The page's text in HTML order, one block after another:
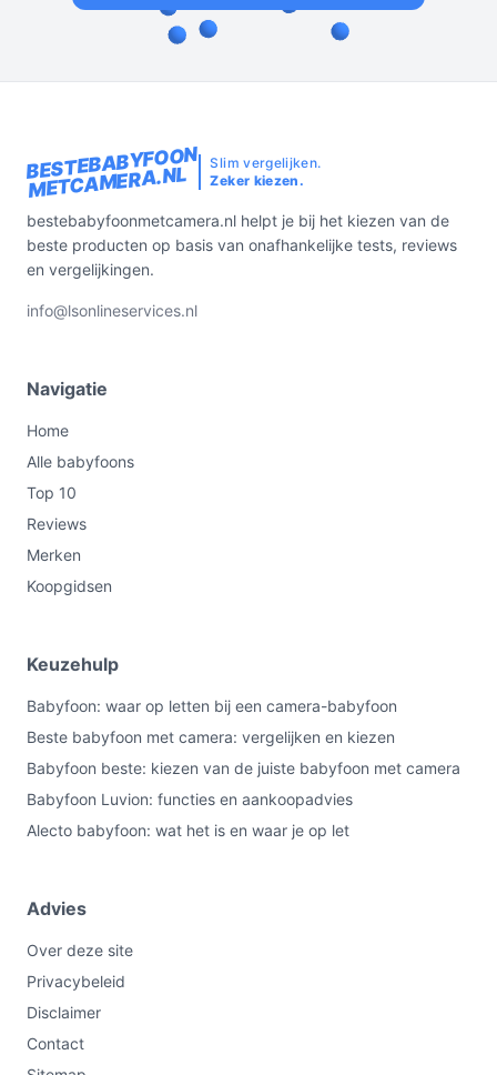
BESTEBABYFOON
METCAMERA.NL
Slim vergelijken.
Zeker kiezen.
bestebabyfoonmetcamera.nl helpt je bij het kiezen van de
beste producten op basis van onafhankelijke tests, reviews
en vergelijkingen.
info@lsonlineservices.nl
Navigatie
Home
Alle babyfoons
Top 10
Reviews
Merken
Koopgidsen
Keuzehulp
Babyfoon: waar op letten bij een camera-babyfoon
Beste babyfoon met camera: vergelijken en kiezen
Babyfoon beste: kiezen van de juiste babyfoon met camera
Babyfoon Luvion: functies en aankoopadvies
Alecto babyfoon: wat het is en waar je op let
Advies
Over deze site
Privacybeleid
Disclaimer
Contact